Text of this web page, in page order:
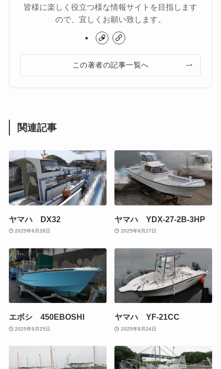
皆様に楽しく役立つ様な情報サイトを目指します
ので、宜しくお願い致します。
この著者の記事一覧へ
関連記事
ヤマハ DX32
2025年9月28日
ヤマハ YDX-27-2B-3HP
2025年9月27日
エボシ 450EBOSHI
2025年9月25日
ヤマハ YF-21CC
2025年9月24日